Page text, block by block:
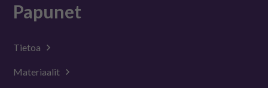
Papunet
Tietoa
Materiaalit